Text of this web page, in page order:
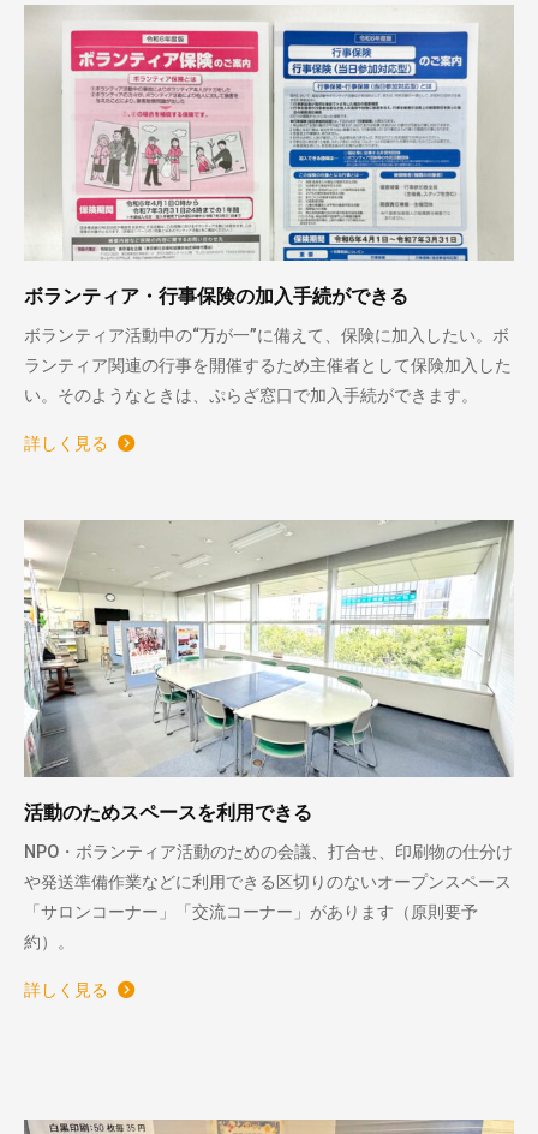
ボランティア・行事保険の加入手続ができる
ボランティア活動中の“万が一”に備えて、保険に加入したい。ボ
ランティア関連の行事を開催するため主催者として保険加入した
い。そのようなときは、ぷらざ窓口で加入手続ができます。
詳しく見る
活動のためスペースを利用できる
NPO・ボランティア活動のための会議、打合せ、印刷物の仕分け
や発送準備作業などに利用できる区切りのないオープンスペース
「サロンコーナー」「交流コーナー」があります（原則要予
約）。
詳しく見る